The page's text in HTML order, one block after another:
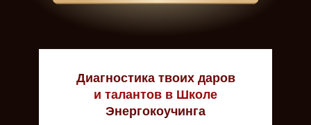
Диагностика твоих даров
и талантов в Школе
Энергокоучинга